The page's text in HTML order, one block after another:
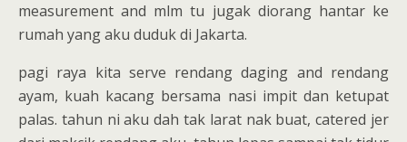
measurement and mlm tu jugak diorang hantar ke
rumah yang aku duduk di Jakarta.
pagi raya kita serve rendang daging and rendang
ayam, kuah kacang bersama nasi impit dan ketupat
palas. tahun ni aku dah tak larat nak buat, catered jer